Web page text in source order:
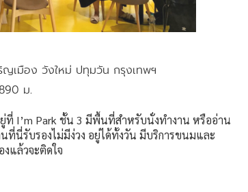
เมือง วังใหม่ ปทุมวัน กรุงเทพฯ
ม.
ที่ I’m Park ชั้น 3 มีพื้นที่สำหรับนั่งทำงาน หรืออ่าน
นี่รับรองไม่มีง่วง อยู่ได้ทั้งวัน มีบริการขนมและ
แล้วจะติดใจ